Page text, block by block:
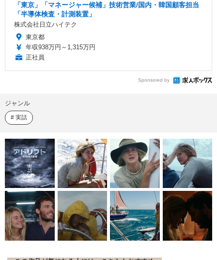
「東京」「マネージャー候補」技術営業/国内・韓国顧客担当
「半導体検査・計測装置」
株式会社日立ハイテク
東京都
年収938万円～1,315万円
正社員
Sponsored by
ジャンル
実話